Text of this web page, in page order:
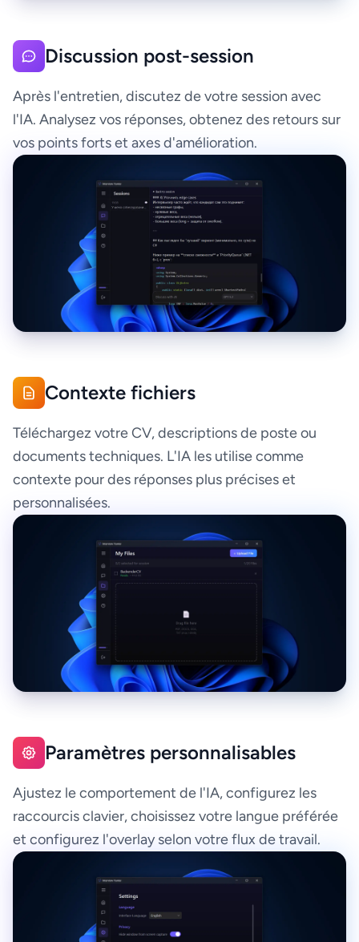
Discussion post-session
Après l'entretien, discutez de votre session avec
l'IA. Analysez vos réponses, obtenez des retours sur
vos points forts et axes d'amélioration.
Contexte fichiers
Téléchargez votre CV, descriptions de poste ou
documents techniques. L'IA les utilise comme
contexte pour des réponses plus précises et
personnalisées.
Paramètres personnalisables
Ajustez le comportement de l'IA, configurez les
raccourcis clavier, choisissez votre langue préférée
et configurez l'overlay selon votre flux de travail.